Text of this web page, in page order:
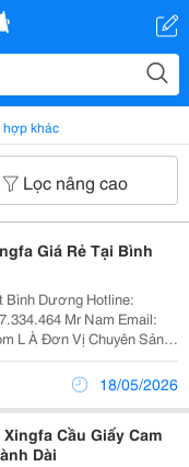
hợp khác
Lọc nâng cao
Giá Rẻ Tại Bình
Dương Hotline:
Mr Nam Email:
Các Loại Cửa Nhôm, Cửa
Tín &Ndash; Giá Rẻ Tại...
18/05/2026
Cầu Giấy Cam
Dài